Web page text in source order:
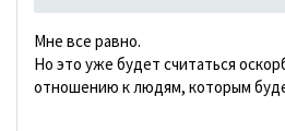
Мне все равно.
Но это уже будет считаться
отношению к людям, которым